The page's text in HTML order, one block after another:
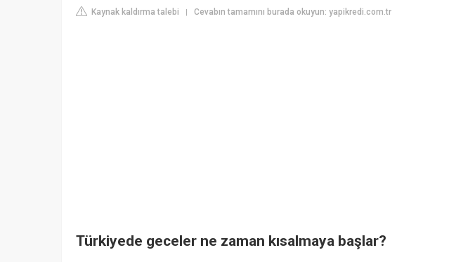
Kaynak kaldırma talebi Cevabın tamamını burada okuyun: yapikredi.com.tr
Türkiyede geceler ne zaman kısalmaya başlar?